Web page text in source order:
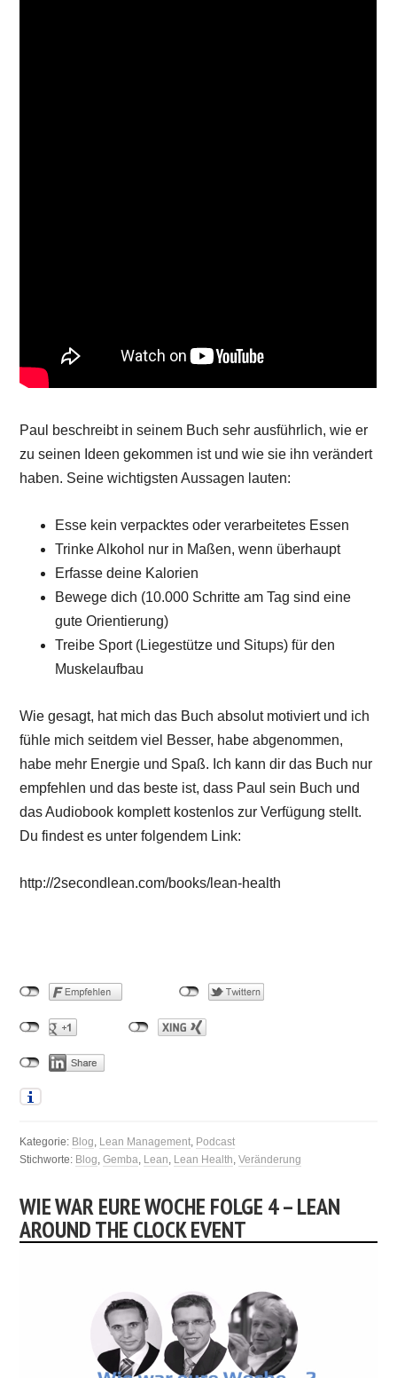
Paul beschreibt in seinem Buch sehr ausführlich, wie er
zu seinen Ideen gekommen ist und wie sie ihn verändert
haben. Seine wichtigsten Aussagen lauten:
Esse kein verpacktes oder verarbeitetes Essen
Trinke Alkohol nur in Maßen, wenn überhaupt
Erfasse deine Kalorien
Bewege dich (10.000 Schritte am Tag sind eine
gute Orientierung)
Treibe Sport (Liegestütze und Situps) für den
Muskelaufbau
Wie gesagt, hat mich das Buch absolut motiviert und ich
fühle mich seitdem viel Besser, habe abgenommen,
habe mehr Energie und Spaß. Ich kann dir das Buch nur
empfehlen und das beste ist, dass Paul sein Buch und
das Audiobook komplett kostenlos zur Verfügung stellt.
Du findest es unter folgendem Link:
http://2secondlean.com/books/lean-health
Kategorie: Blog, Lean Management, Podcast
Stichworte: Blog,Gemba, Lean, Lean Health,Veränderung
WIE WAR EURE WOCHE FOLGE 4 – LEAN
AROUND THE CLOCK EVENT